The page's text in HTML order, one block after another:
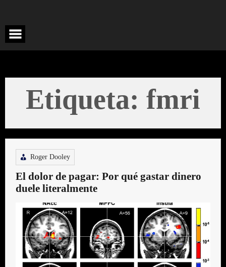
Etiqueta: fmri
Roger Dooley
El dolor de pagar: Por qué gastar dinero
duele literalmente